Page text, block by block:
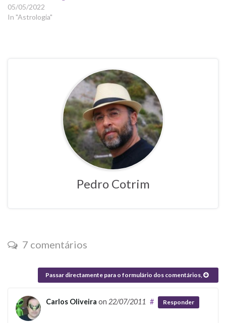
05/05/2022
In "Astrologia"
Pedro Cotrim
7 comentários
Passar directamente para o formulário dos comentários,
Carlos Oliveira on 22/07/2011 # Responder